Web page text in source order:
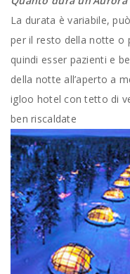
La durata è variabile,
per il resto della notte o
quindi esser pazienti e
della notte all’aperto a
igloo hotel con tetto di
ben riscaldate